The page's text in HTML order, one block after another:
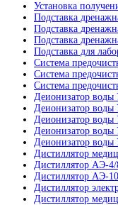
Установка
Подставка
Подставка
Подставка
Подставка для
Система
Система
Система
Деионизатор
Деионизатор
Деионизатор
Деионизатор
Деионизатор
Дистиллятор
Дистиллятор АЭ-4/
Дистиллятор АЭ-
Дистиллятор
Дистиллятор